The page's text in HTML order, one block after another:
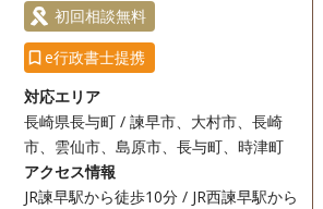
初回相談無料
e行政書士提携
対応エリア
長崎県長与町 / 諫早市、大村市、長崎
市、雲仙市、島原市、長与町、時津町
アクセス情報
JR諫早駅から徒歩10分 / JR西諫早駅から